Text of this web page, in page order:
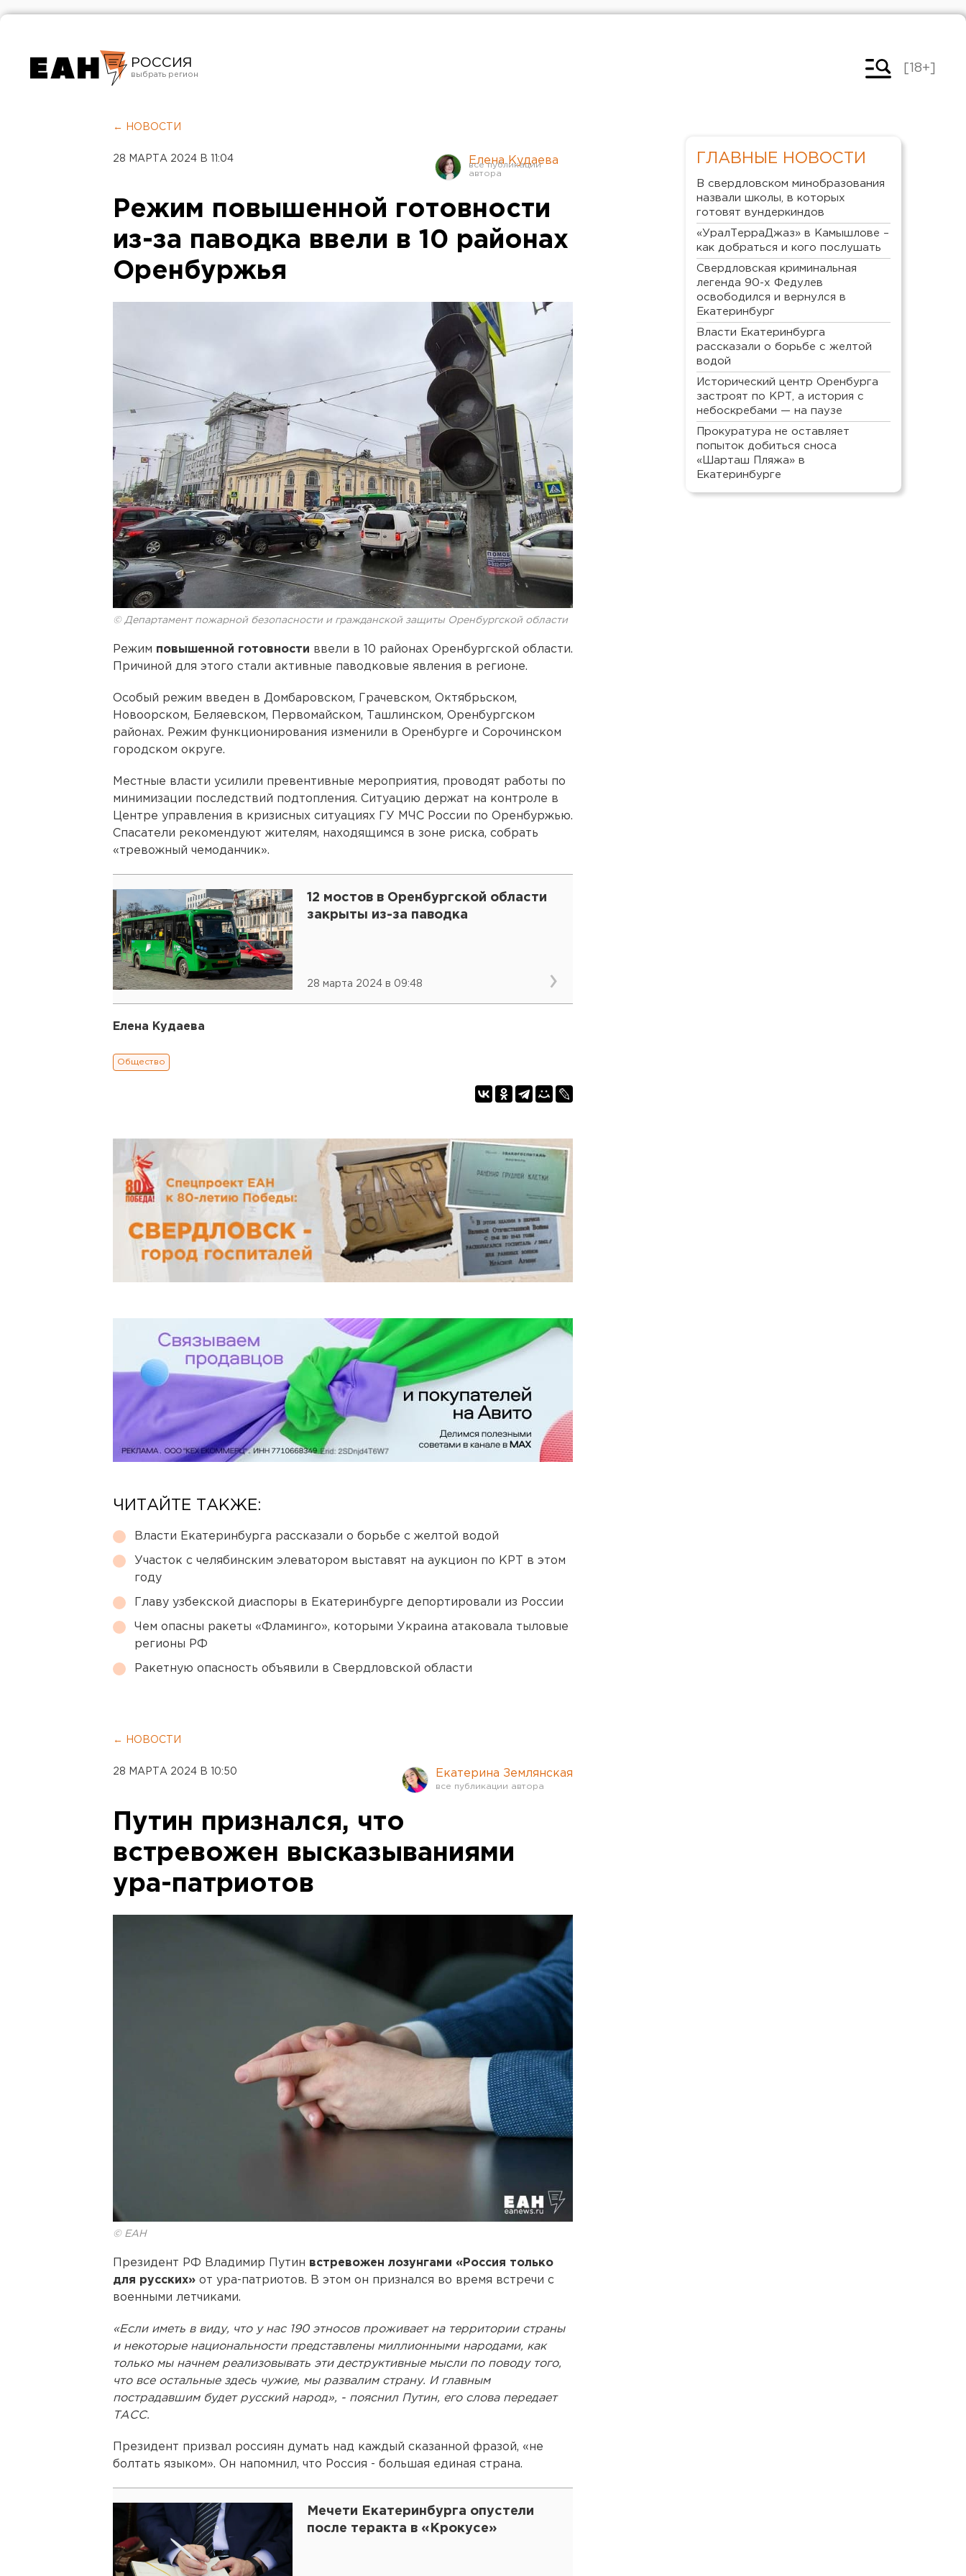
РОССИЯ
Челябинск
[18+]
← НОВОСТИ
28 МАРТА 2024 В 11:04 Елена Кудаева
Режим повышенной готовности
из-за паводка ввели в 10 районах
Оренбуржья
© Департамент пожарной безопасности и гражданской защиты Оренбургской области
Режим повышенной готовности ввели в 10 районах Оренбургской области.
Причиной для этого стали активные паводковые явления в регионе.
Особый режим введен в Домбаровском, Грачевском, Октябрьском,
Новоорском, Беляевском, Первомайском, Ташлинском, Оренбургском
районах. Режим функционирования изменили в Оренбурге и Сорочинском
городском округе.
Местные власти усилили превентивные мероприятия, проводят работы по
минимизации последствий подтопления. Ситуацию держат на контроле в
Центре управления в кризисных ситуациях ГУ МЧС России по Оренбуржью.
Спасатели рекомендуют жителям, находящимся в зоне риска, собрать
«тревожный чемоданчик».
12 мостов в Оренбургской области
закрыты из-за паводка
28 марта 2024 в 09:48
Елена Кудаева
Общество
ЧИТАЙТЕ ТАКЖЕ:
Власти Екатеринбурга рассказали о борьбе с желтой водой
Участок с челябинским элеватором выставят на аукцион по КРТ в этом
году
Главу узбекской диаспоры в Екатеринбурге депортировали из России
Чем опасны ракеты «Фламинго», которыми Украина атаковала тыловые
регионы РФ
Ракетную опасность объявили в Свердловской области
← НОВОСТИ
28 МАРТА 2024 В 10:50 Екатерина Землянская
Путин признался, что
встревожен высказываниями
ура-патриотов
© ЕАН
Президент РФ Владимир Путин встревожен лозунгами «Россия только
для русских» от ура-патриотов. В этом он признался во время встречи с
военными летчиками.
«Если иметь в виду, что у нас 190 этносов проживает на территории страны
и некоторые национальности представлены миллионными народами, как
только мы начнем реализовывать эти деструктивные мысли по поводу того,
что все остальные здесь чужие, мы развалим страну. И главным
пострадавшим будет русский народ», - пояснил Путин, его слова передает
ТАСС.
Президент призвал россиян думать над каждый сказанной фразой, «не
болтать языком». Он напомнил, что Россия - большая единая страна.
Мечети Екатеринбурга опустели
после теракта в «Крокусе»
ГЛАВНЫЕ НОВОСТИ
В свердловском минобразования
назвали школы, в которых
готовят вундеркиндов
«УралТерраДжаз» в Камышлове –
как добраться и кого послушать
Свердловская криминальная
легенда 90-х Федулев
освободился и вернулся в
Екатеринбург
Власти Екатеринбурга
рассказали о борьбе с желтой
водой
Исторический центр Оренбурга
застроят по КРТ, а история с
небоскребами — на паузе
Прокуратура не оставляет
попыток добиться сноса
«Шарташ Пляжа» в
Екатеринбурге